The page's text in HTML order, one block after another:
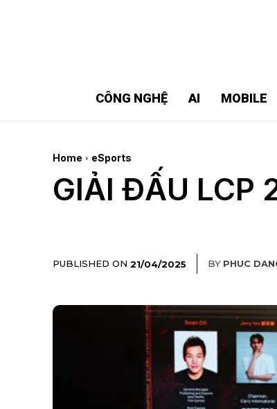
CÔNG NGHỆ AI MOBILE
Home eSports
GIẢI ĐẤU LCP
PUBLISHED ON 21/04/2025 BY PHUC